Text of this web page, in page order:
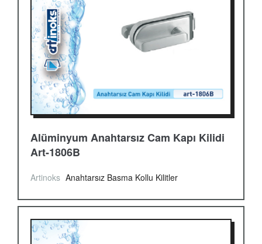
Alüminyum Anahtarsız Cam Kapı Kilidi
Art-1806B
Artinoks Anahtarsız Basma Kollu Kilitler